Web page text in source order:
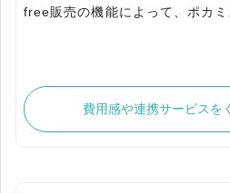
free販売の機能によって、ポカミ
費用感や連携サービスを